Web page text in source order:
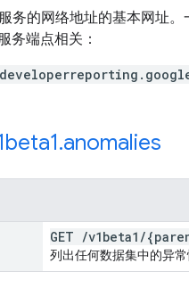
务的网络地址的基本网址
务端点相关：
.anomalies
GET /v1beta1 /
列出任何数据集中的异常